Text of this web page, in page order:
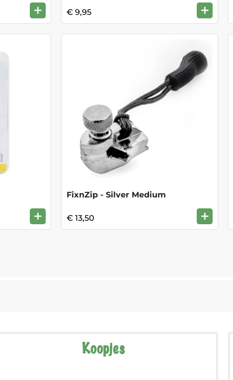
+ € 9,95 +
+
FixnZip - Silver Medium
€ 13,50 +
Koopjes